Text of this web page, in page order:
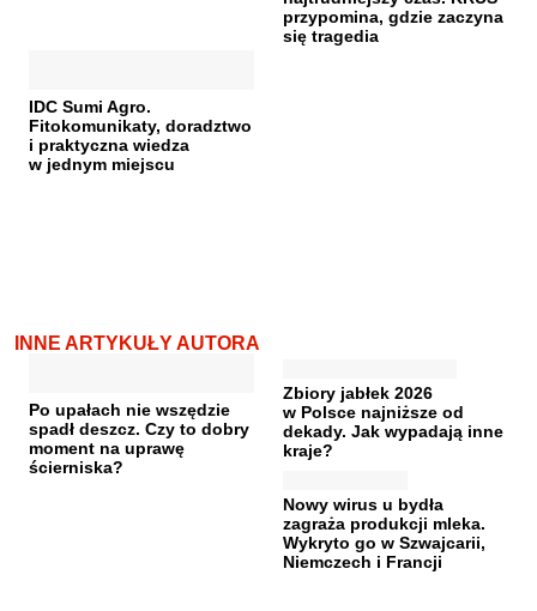
przypomina, gdzie zaczyna
się tragedia
IDC Sumi Agro.
Fitokomunikaty, doradztwo
i praktyczna wiedza
w jednym miejscu
INNE ARTYKUŁY AUTORA
Po upałach nie wszędzie
spadł deszcz. Czy to dobry
moment na uprawę
ścierniska?
Zbiory jabłek 2026
w Polsce najniższe od
dekady. Jak wypadają inne
kraje?
Nowy wirus u bydła
zagraża produkcji mleka.
Wykryto go w Szwajcarii,
Niemczech i Francji